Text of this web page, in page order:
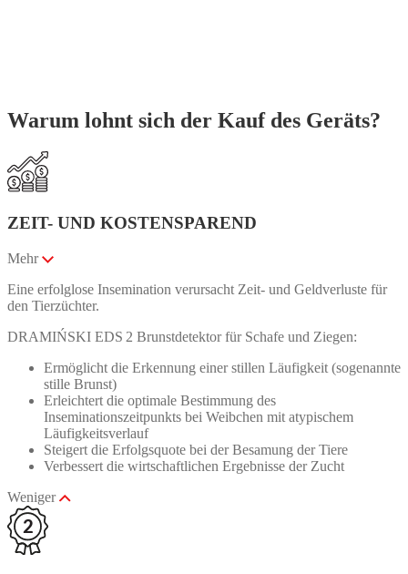
Warum lohnt sich der Kauf des Geräts?
ZEIT- UND KOSTENSPAREND
Mehr
Eine erfolglose Insemination verursacht Zeit- und Geldverluste für
den Tierzüchter.
DRAMIŃSKI EDS 2 Brunstdetektor für Schafe und Ziegen:
Ermöglicht die Erkennung einer stillen Läufigkeit (sogenannte
stille Brunst)
Erleichtert die optimale Bestimmung des
Inseminationszeitpunkts bei Weibchen mit atypischem
Läufigkeitsverlauf
Steigert die Erfolgsquote bei der Besamung der Tiere
Verbessert die wirtschaftlichen Ergebnisse der Zucht
Weniger